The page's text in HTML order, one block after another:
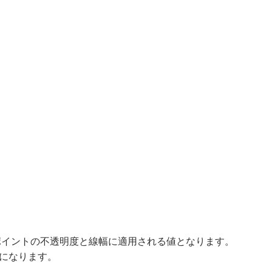
ントの不透明度と線幅に適用される値となります。
なります。